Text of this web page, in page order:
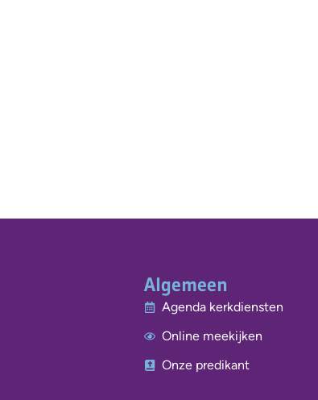
Algemeen
Agenda kerkdiensten
Online meekijken
Onze predikant